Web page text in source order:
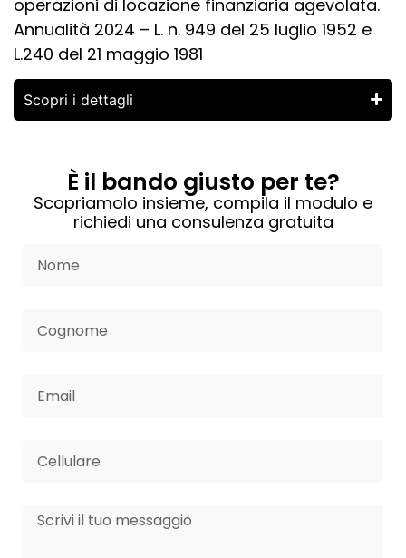
operazioni di locazione finanziaria agevolata.
Annualità 2024 – L. n. 949 del 25 luglio 1952 e
L.240 del 21 maggio 1981
Scopri i dettagli
È il bando giusto per te?
Scopriamolo insieme, compila il modulo e
richiedi una consulenza gratuita